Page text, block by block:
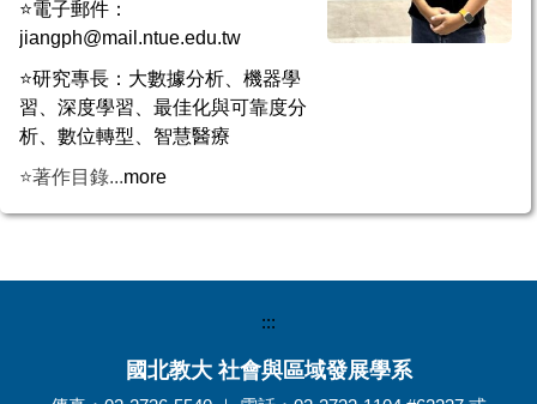
⭐電子郵件：
jiangph@mail.ntue.edu.tw
⭐研究專長：大數據分析、機器學
習、深度學習、最佳化與可靠度分
析、數位轉型、智慧醫療
⭐著作目錄...more
:::
國北教大 社會與區域發展學系